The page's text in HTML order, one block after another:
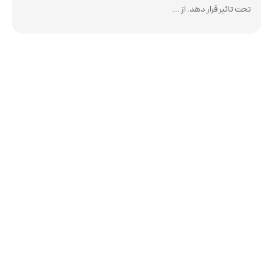
تحت تاثیر قرار دهد. از ...